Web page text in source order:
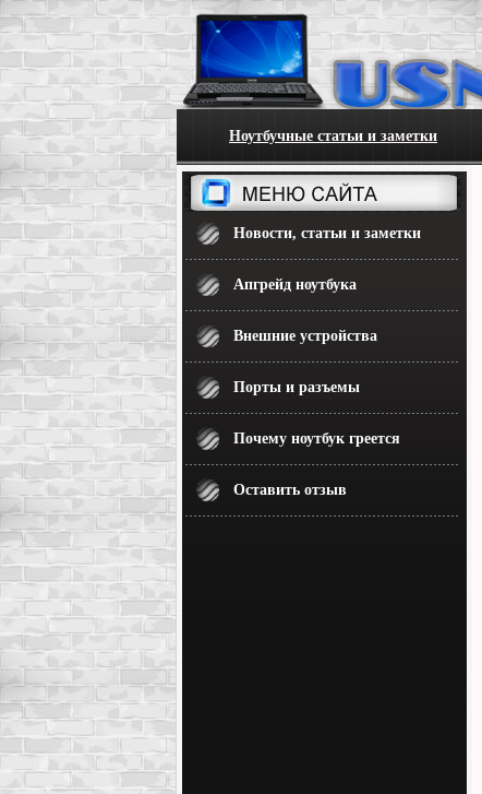
Ноутбучные статьи и заметки
Новости, статьи и заметки
Апгрейд ноутбука
Внешние устройства
Порты и разъемы
Почему ноутбук греется
Оставить отзыв